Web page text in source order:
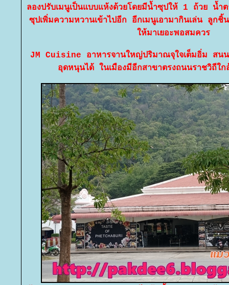
ลองปรับเมนูเป็นแบบแห้งด้วยโดยมีน้ำซุปให้ 1 ถ้วย น้ำต
ซุปเพิ่มความหวานเข้าไปอีก อีกเมนูเอามากินเล่น ลูก
ห้มาเยอะพอสมควร
JM Cuisine อาหารจานใหญ่ปริมาณจุใจเต็มอิ่ม สน
อุดหนุนได้ ในเมืองมีอีกสาขาตรงถนนราชวิถีใก